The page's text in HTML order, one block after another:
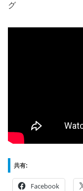
グ
共有:
Facebook